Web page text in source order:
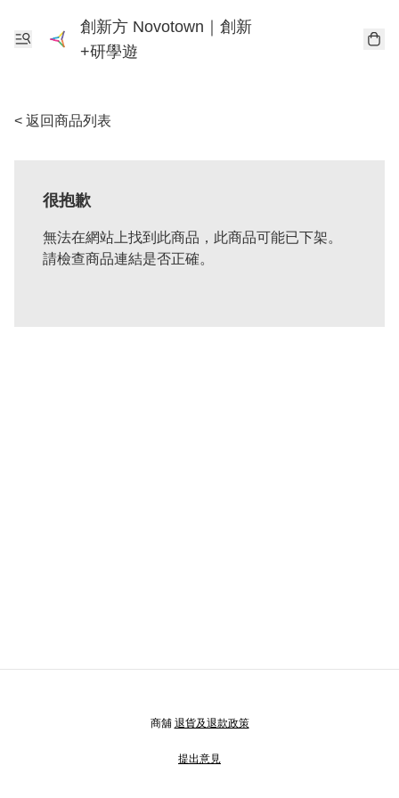
創新方 Novotown｜創新
+研學遊
< 返回商品列表
很抱歉
無法在網站上找到此商品，此商品可能已下架。
請檢查商品連結是否正確。
商舖 退貨及退款政策
提出意見